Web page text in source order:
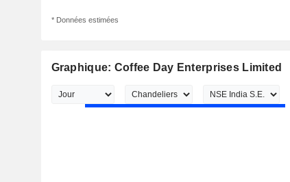
* Données estimées
Graphique: Coffee Day Enterprises Limited